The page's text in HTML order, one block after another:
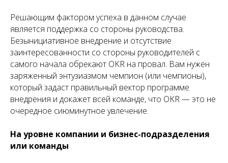
Решающим фактором успеха в данном случае
является поддержка со стороны руководства.
Безынициативное внедрение и отсутствие
заинтересованности со стороны руководителей с
самого начала обрекают OKR на провал. Вам нужен
заряженный энтузиазмом чемпион (или чемпионы),
который задаст правильный вектор программе
внедрения и докажет всей команде, что OKR — это не
очередное сиюминутное увлечение.
На уровне компании и бизнес-подразделения
или команды